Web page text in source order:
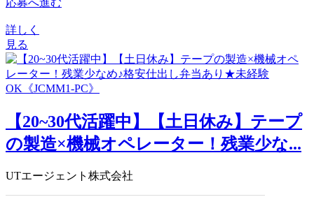
応募へ進む
詳しく
見る
【20~30代活躍中】【土日休み】テープ
の製造×機械オペレーター！残業少な...
UTエージェント株式会社